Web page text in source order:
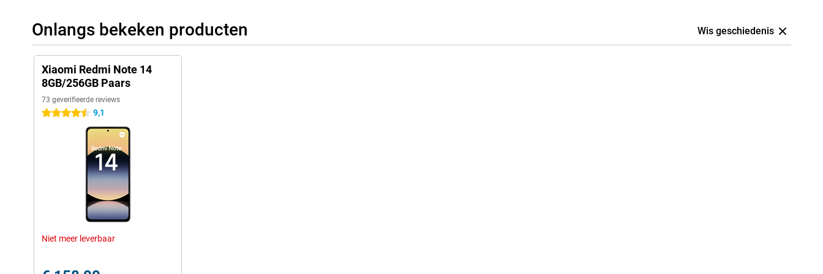
Onlangs bekeken producten Wis geschiedenis
Xiaomi Redmi Note 14
8GB/256GB Paars
73 geverifieerde reviews
4.5 sterren 9,1
Niet meer leverbaar